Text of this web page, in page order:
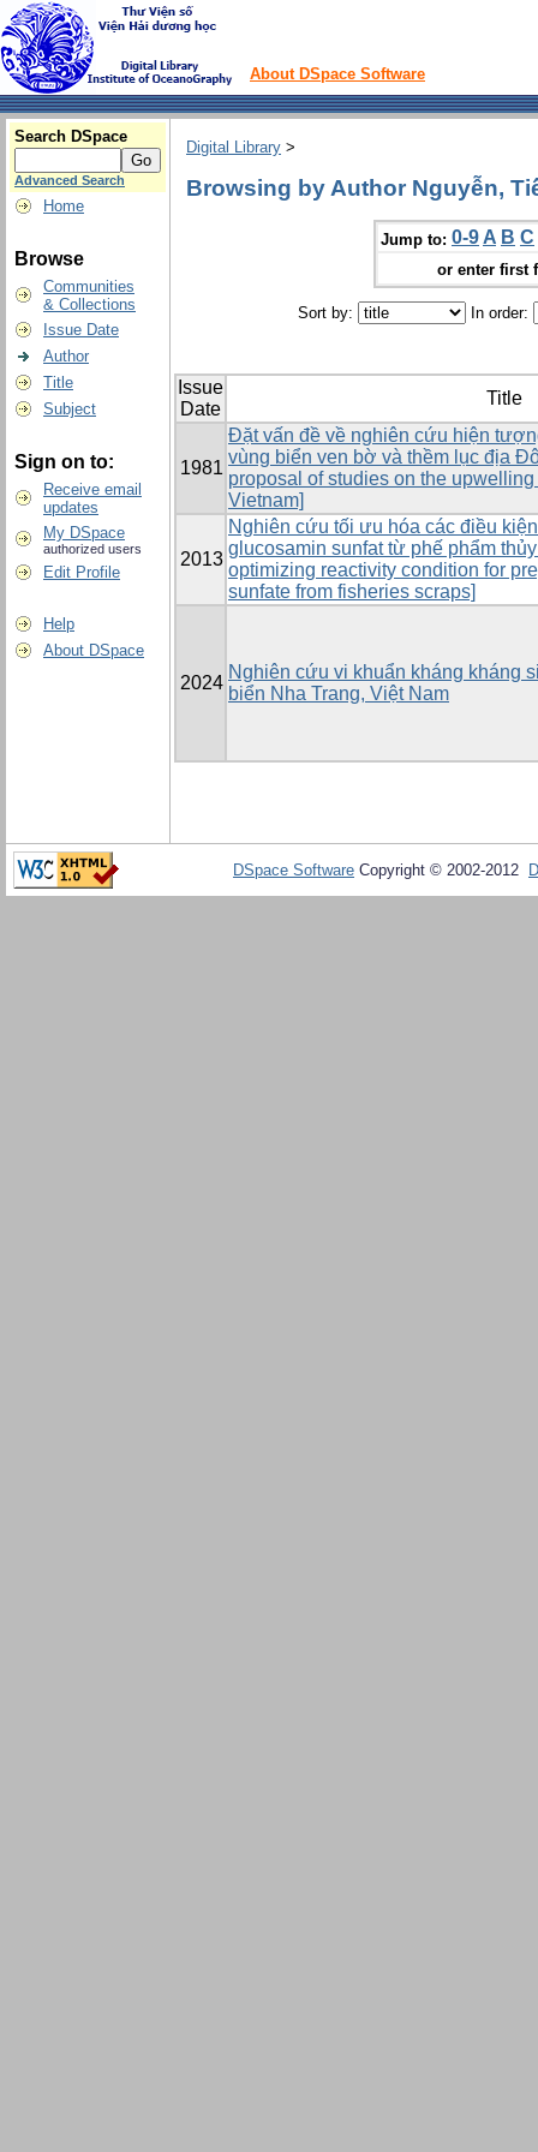
About DSpace Software
Search DSpace
Advanced Search
Home
Browse
Communities
& Collections
Issue Date
Author
Title
Subject
Sign on to:
Receive email
updates
My DSpace
authorized users
Edit Profile
Help
About DSpace
Digital Library >
Browsing by Author Nguyễn,
Jump to: 0-9 A B C
or enter first
Sort by: In order:
Issue
Date
Title
1981
Đặt vấn đề về nghiên cứu hiện
vùng biển ven bờ và thềm lục địa
proposal of studies on the
Vietnam]
2013
Nghiên cứu tối ưu hóa các điều
glucosamin sunfat từ phế phẩm
optimizing reactivity condition for
sunfate from fisheries scraps]
2024
Nghiên cứu vi khuẩn kháng kháng
biển Nha Trang, Việt Nam
DSpace Software Copyright © 2002-2012